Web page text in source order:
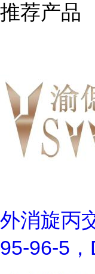
推荐产品
外消旋丙
95-96-5